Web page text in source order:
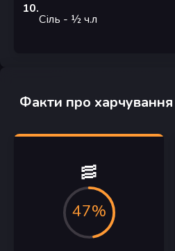
10.
Сіль - ½ч.л
Факти про харчування
🥓
47%